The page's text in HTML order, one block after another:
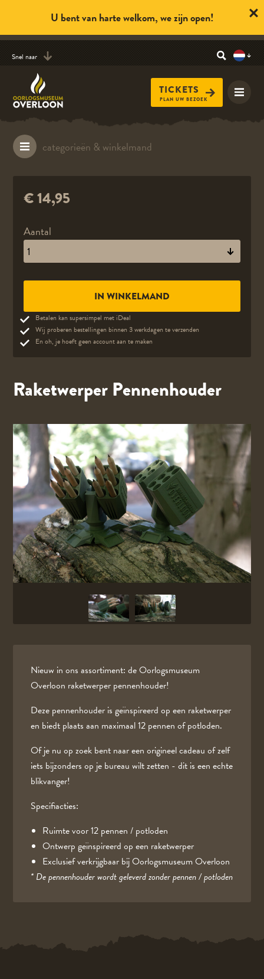
Snel naar
TICKETS
PLAN UW BEZOEK
Raketwerper Pennenhouder
Nieuw in ons assortiment: de Oorlogsmuseum
Overloon raketwerper pennenhouder!
Deze pennenhouder is geïnspireerd op een raketwerper
en biedt plaats aan maximaal 12 pennen of potloden.
Of je nu op zoek bent naar een origineel cadeau of zelf
iets bijzonders op je bureau wilt zetten - dit is een echte
blikvanger!
Specifiacties:
Ruimte voor 12 pennen / potloden
Ontwerp geïnspireerd op een raketwerper
Exclusief verkrijgbaar bij Oorlogsmuseum Overloon
* De pennenhouder wordt geleverd zonder pennen / potloden
€ 14,95
Aantal
Betalen kan supersimpel met iDeal
Wij proberen bestellingen binnen 3 werkdagen te verzenden
En oh, je hoeft geen account aan te maken
U bent van harte welkom, we zijn open!